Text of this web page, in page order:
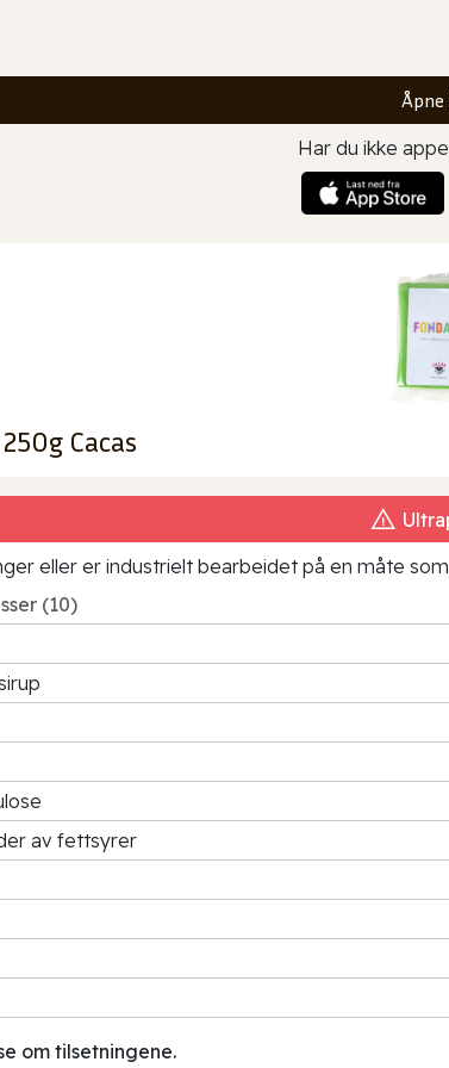
Åpne
Har du ikke
Cacas
eller er industrielt bearbeidet på en måte
(10)
av fettsyrer
om tilsetningene.